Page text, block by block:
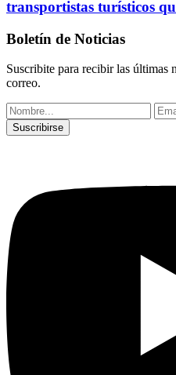
transportistas turísticos
Boletín de Noticias
Suscribite para recibir las últimas
correo.
Suscribirse